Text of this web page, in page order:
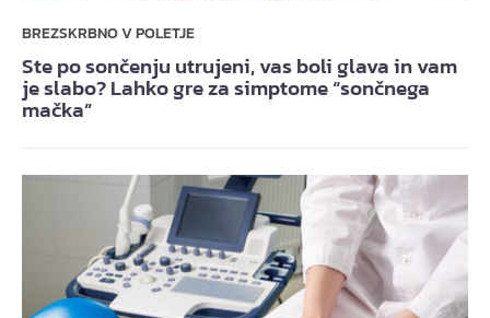
BREZSKRBNO V POLETJE
Ste po sončenju utrujeni, vas boli glava in vam
je slabo? Lahko gre za simptome “sončnega
mačka”